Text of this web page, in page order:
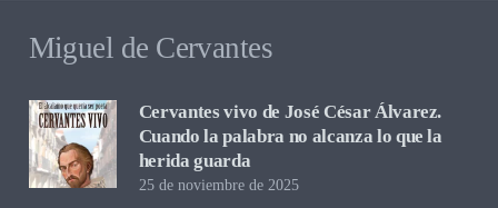
Miguel de Cervantes
Cervantes vivo de José César Álvarez.
Cuando la palabra no alcanza lo que la
herida guarda
25 de noviembre de 2025